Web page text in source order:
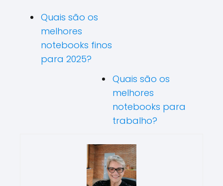
Quais são os
melhores
notebooks finos
para 2025?
Quais são os
melhores
notebooks para
trabalho?